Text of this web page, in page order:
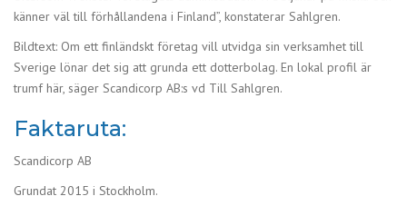
känner väl till förhållandena i Finland”, konstaterar Sahlgren.
Bildtext: Om ett finländskt företag vill utvidga sin verksamhet till
Sverige lönar det sig att grunda ett dotterbolag. En lokal profil är
trumf här, säger Scandicorp AB:s vd Till Sahlgren.
Faktaruta:
Scandicorp AB
Grundat 2015 i Stockholm.